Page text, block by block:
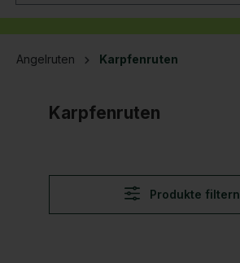
Angelruten Karpfenruten
Karpfenruten
Produkte filtern